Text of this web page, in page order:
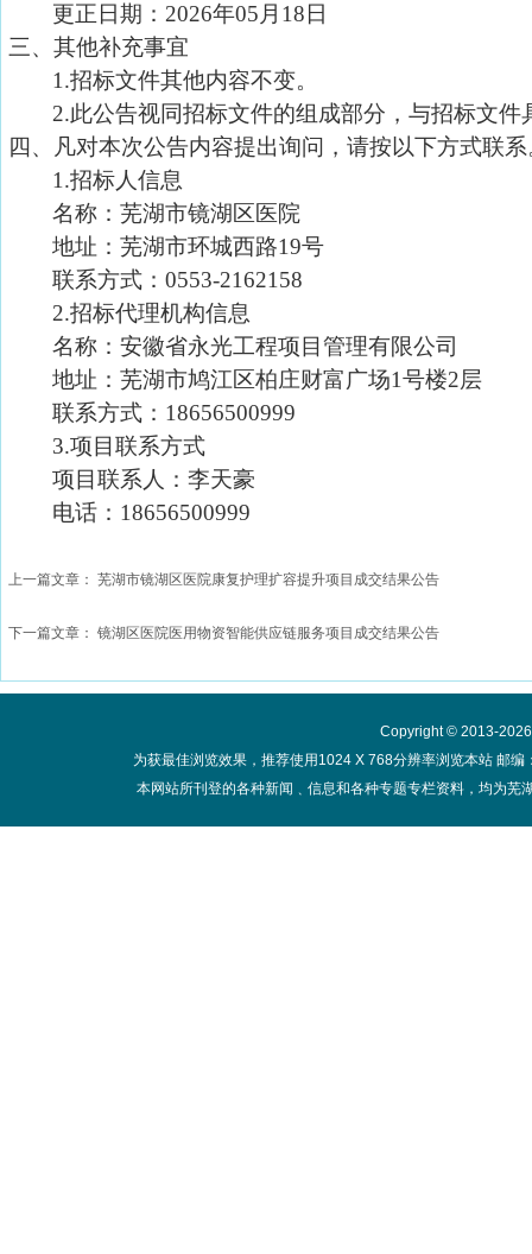
更正日期： 2026年05月18日
三、其他补充事宜
1.招标文件其他内容不变。
2.此公告视同招标文件的组成部分，与招标文件
四、凡对本次公告内容提出询问，请按以下方式联系
1.招标人信息
名称：芜湖市镜湖区医院
地址：芜湖市环城西路19号
联系方式：0553-2162158
2.招标代理机构信息
名称：安徽省永光工程项目管理有限公司
地址：芜湖市鸠江区柏庄财富广场1号楼2层
联系方式： 18656500999
3.项目联系方式
项目联系人：李天豪
电话： 18656500999
上一篇文章： 芜湖市镜湖区医院康复护理扩容提升项目成交结果公告
下一篇文章： 镜湖区医院医用物资智能供应链服务项目成交结果公告
Copyright © 2013-
为获最佳浏览效果，推荐使用1024 X 768分辨率浏览本站 邮
本网站所刊登的各种新闻﹑信息和各种专题专栏资料，均为